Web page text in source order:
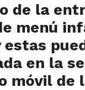
de la
menú
estas
en la
móvil de